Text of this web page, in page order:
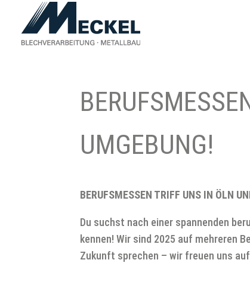
UMGEBUNG!
BERUFSMESSEN TRIFF UNS IN ÖLN
Du suchst nach einer spannenden
kennen! Wir sind 2025 auf mehreren
Zukunft sprechen – wir freuen uns